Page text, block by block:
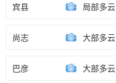
宾县 局部多云
尚志 大部多云
巴彦 大部多云